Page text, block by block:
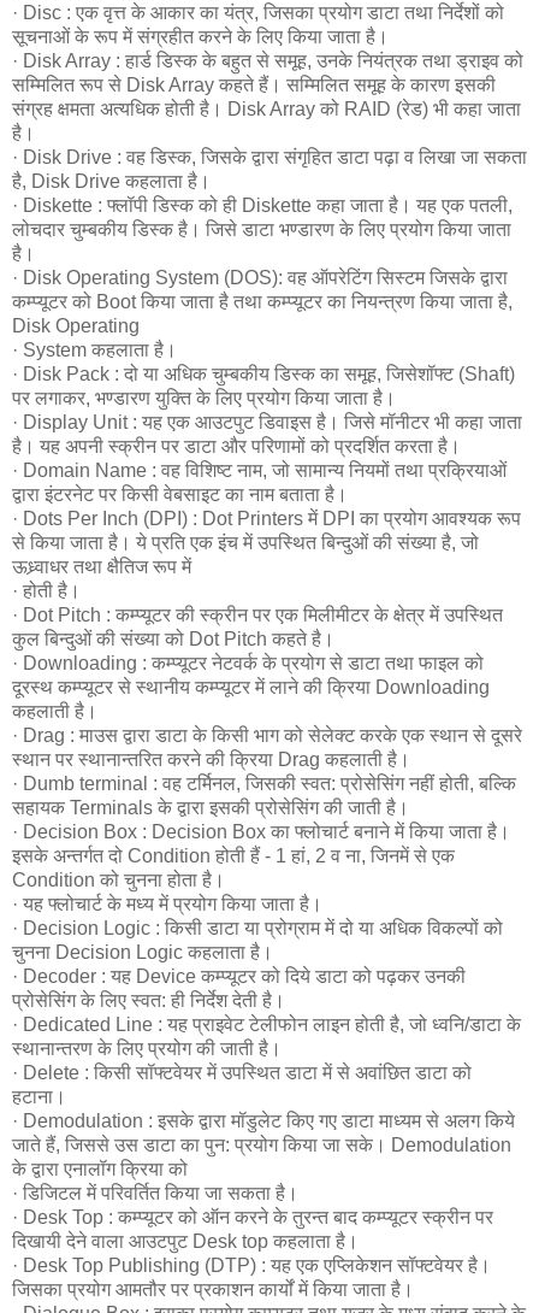
· Disc : एक वृत्त के आकार का यंत्र, जिसका प्रयोग डाटा तथा निर्देशों को
सूचनाओं के रूप में संग्रहीत करने के लिए किया जाता है।
· Disk Array : हार्ड डिस्क के बहुत से समूह, उनके नियंत्रक तथा ड्राइव को
सम्मिलित रूप से Disk Array कहते हैं। सम्मिलित समूह के कारण इसकी
संग्रह क्षमता अत्यधिक होती है। Disk Array को RAID (रेड) भी कहा जाता
है।
· Disk Drive : वह डिस्क, जिसके द्वारा संगृहित डाटा पढ़ा व लिखा जा सकता
है, Disk Drive कहलाता है।
· Diskette : फ्लॉपी डिस्क को ही Diskette कहा जाता है। यह एक पतली,
लोचदार चुम्बकीय डिस्क है। जिसे डाटा भण्डारण के लिए प्रयोग किया जाता
है।
· Disk Operating System (DOS): वह ऑपरेटिंग सिस्टम जिसके द्वारा
कम्प्यूटर को Boot किया जाता है तथा कम्प्यूटर का नियन्त्रण किया जाता है,
Disk Operating
· System कहलाता है।
· Disk Pack : दो या अधिक चुम्बकीय डिस्क का समूह, जिसेशॉफ्ट (Shaft)
पर लगाकर, भण्डारण युक्ति के लिए प्रयोग किया जाता है।
· Display Unit : यह एक आउटपुट डिवाइस है। जिसे मॉनीटर भी कहा जाता
है। यह अपनी स्क्रीन पर डाटा और परिणामों को प्रदर्शित करता है।
· Domain Name : वह विशिष्ट नाम, जो सामान्य नियमों तथा प्रक्रियाओं
द्वारा इंटरनेट पर किसी वेबसाइट का नाम बताता है।
· Dots Per Inch (DPI) : Dot Printers में DPI का प्रयोग आवश्यक रूप
से किया जाता है। ये प्रति एक इंच में उपस्थित बिन्दुओं की संख्या है, जो
ऊध्र्वाधर तथा क्षैतिज रूप में
· होती है।
· Dot Pitch : कम्प्यूटर की स्क्रीन पर एक मिलीमीटर के क्षेत्र में उपस्थित
कुल बिन्दुओं की संख्या को Dot Pitch कहते है।
· Downloading : कम्प्यूटर नेटवर्क के प्रयोग से डाटा तथा फाइल को
दूरस्थ कम्प्यूटर से स्थानीय कम्प्यूटर में लाने की क्रिया Downloading
कहलाती है।
· Drag : माउस द्वारा डाटा के किसी भाग को सेलेक्ट करके एक स्थान से दूसरे
स्थान पर स्थानान्तरित करने की क्रिया Drag कहलाती है।
· Dumb terminal : वह टर्मिनल, जिसकी स्वत: प्रोसेसिंग नहीं होती, बल्कि
सहायक Terminals के द्वारा इसकी प्रोसेसिंग की जाती है।
· Decision Box : Decision Box का फ्लोचार्ट बनाने में किया जाता है।
इसके अन्तर्गत दो Condition होती हैं - 1 हां, 2 व ना, जिनमें से एक
Condition को चुनना होता है।
· यह फ्लोचार्ट के मध्य में प्रयोग किया जाता है।
· Decision Logic : किसी डाटा या प्रोग्राम में दो या अधिक विकल्पों को
चुनना Decision Logic कहलाता है।
· Decoder : यह Device कम्प्यूटर को दिये डाटा को पढ़कर उनकी
प्रोसेसिंग के लिए स्वत: ही निर्देश देती है।
· Dedicated Line : यह प्राइवेट टेलीफोन लाइन होती है, जो ध्वनि/डाटा के
स्थानान्तरण के लिए प्रयोग की जाती है।
· Delete : किसी सॉफ्टवेयर में उपस्थित डाटा में से अवांछित डाटा को
हटाना।
· Demodulation : इसके द्वारा मॉडुलेट किए गए डाटा माध्यम से अलग किये
जाते हैं, जिससे उस डाटा का पुन: प्रयोग किया जा सके। Demodulation
के द्वारा एनालॉग क्रिया को
· डिजिटल में परिवर्तित किया जा सकता है।
· Desk Top : कम्प्यूटर को ऑन करने के तुरन्त बाद कम्प्यूटर स्क्रीन पर
दिखायी देने वाला आउटपुट Desk top कहलाता है।
· Desk Top Publishing (DTP) : यह एक एप्लिकेशन सॉफ्टवेयर है।
जिसका प्रयोग आमतौर पर प्रकाशन कार्यों में किया जाता है।